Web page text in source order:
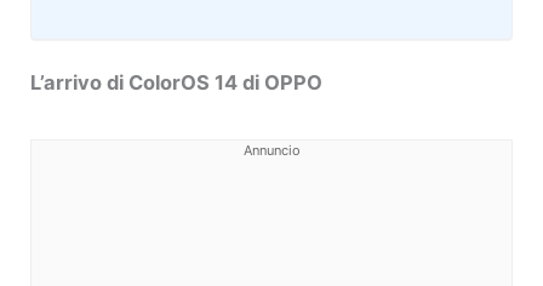
L’arrivo di ColorOS 14 di OPPO
Annuncio